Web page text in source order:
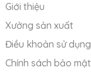
Giới thiệu
Xưởng sản xuất
Điều khoản sử dụng
Chính sách bảo mật